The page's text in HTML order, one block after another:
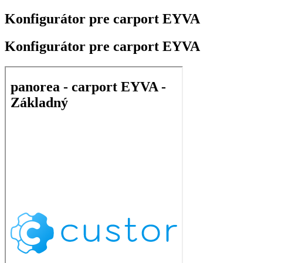
Konfigurátor pre carport EYVA
Konfigurátor pre carport EYVA